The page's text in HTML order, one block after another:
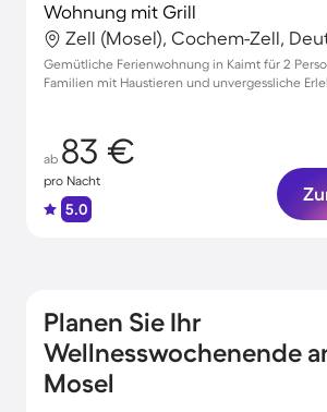
Wohnung mit Grill
Zell (Mosel), Cochem-Zell,
Gemütliche Ferienwohnung in Kaimt für 2
Familien mit Haustieren und unvergessliche
ab 83 €
pro Nacht
5.0
Planen Sie Ihr
Wellnesswochenende
Mosel